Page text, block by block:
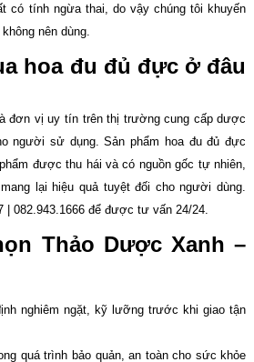
có tính ngừa thai, do vậy chúng tôi khuyến
nên dùng.
hoa đu đủ đực ở đâu
đơn vị uy tín trên thị trường cung cấp dược
người sử dụng. Sản phẩm hoa đu đủ đực
được thu hái và có nguồn gốc tự nhiên,
lại hiệu quả tuyệt đối cho người dùng.
| 082.943.1666 để được tư vấn 24/24.
Thảo Dược Xanh –
nghiêm ngặt, kỹ lưỡng trước khi giao tận
quá trình bảo quản, an toàn cho sức khỏe